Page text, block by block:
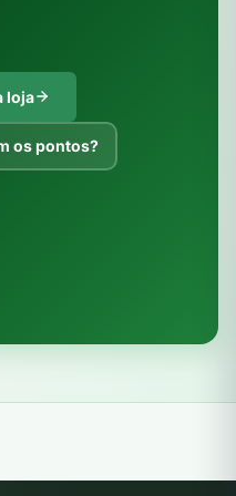
loja
os pontos?